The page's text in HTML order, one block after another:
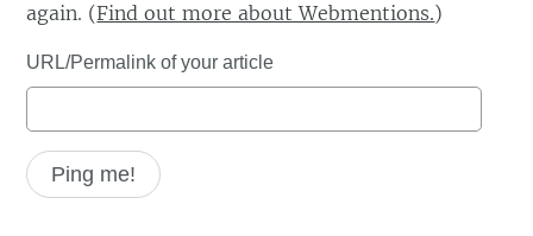
again. (Find out more about Webmentions.)
URL/Permalink of your article